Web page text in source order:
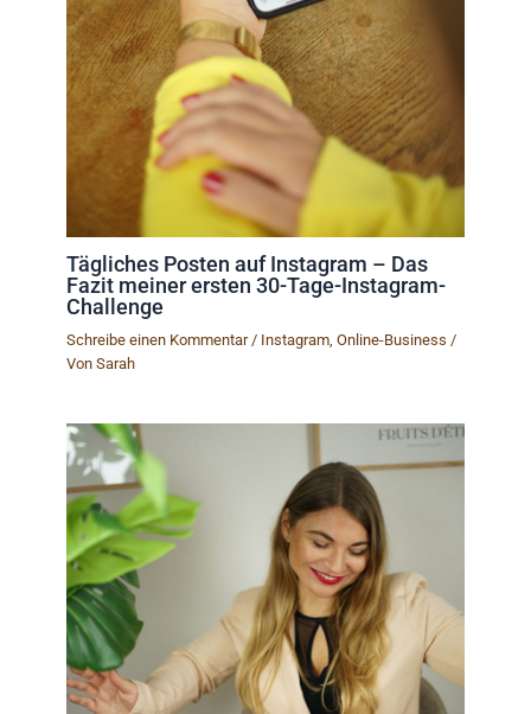
Tägliches Posten auf Instagram – Das
Fazit meiner ersten 30-Tage-Instagram-
Challenge
Schreibe einen Kommentar / Instagram,Online-Business /
VonSarah